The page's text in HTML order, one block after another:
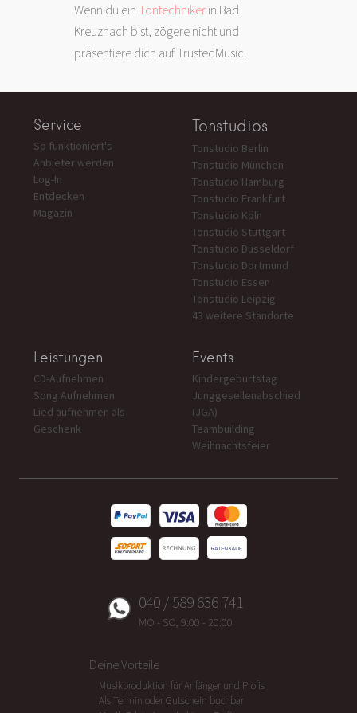
Wenn du ein Tontechniker in Bad
Kreuznach bist, zögere nicht und
präsentiere dich auf TrustedMusic.
Service
So funktioniert's
Anbieter werden
Log-In
Entdecken
Magazin
Tonstudios
Tonstudio Berlin
Tonstudio München
Tonstudio Hamburg
Tonstudio Frankfurt
Tonstudio Köln
Tonstudio Stuttgart
Tonstudio Düsseldorf
Tonstudio Dortmund
Tonstudio Essen
Tonstudio Leipzig
43 weitere Standorte
Leistungen
CD-Aufnehmen
Song Aufnehmen
Lied aufnehmen als
Geschenk
Events
Kindergeburtstag
Junggesellenabschied
(JGA)
Teambuilding
Weihnachtsfeier
040 / 589 636 741
MO - SO, 9:00 - 20:00
Deine Vorteile
Musikproduktion für Anfänger und Profis
Als Termin oder Gutschein buchbar